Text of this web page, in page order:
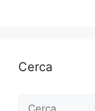
Cerca
Ricerca